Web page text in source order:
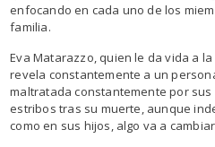
enfocando en cada uno de los
familia.
Eva Matarazzo, quien le da vida a
revela constantemente a un
maltratada constantemente por
estribos tras su muerte, aunque
como en sus hijos, algo va a